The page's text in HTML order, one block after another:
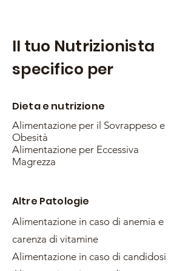
Il tuo Nutrizionista
specifico per
Dieta e nutrizione
Alimentazione per il Sovrappeso e
Obesità
Alimentazione per Eccessiva
Magrezza
Altre Patologie
Alimentazione in caso di anemia e
carenza di vitamine
Alimentazione in caso di candidosi